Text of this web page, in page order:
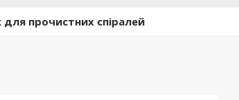
прочистних спіралей